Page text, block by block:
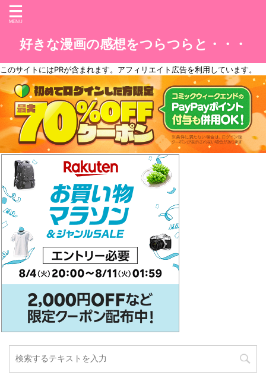
好きな漫画の感想をつらつらと・・・
このサイトにはPRが含まれます。アフィリエイト広告を利用しています。